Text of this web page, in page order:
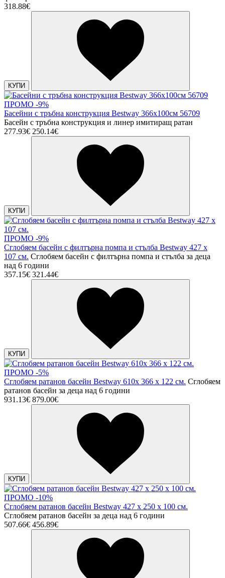
318.88€
КУПИ
ПРОМО -9%
Басейни с тръбна конструкция Bestway 366х100см 56709
Басейн с тръбна конструкция и линер имитиращ ратан
277.93€ 250.14€
КУПИ
ПРОМО -9%
Сглобяем басейн с филтърна помпа и стълба Bestway 427 х
107 см. Сглобяем басейн с филтърна помпа и стълба за деца
над 6 години
357.15€ 321.44€
КУПИ
ПРОМО -5%
Сглобяем ратанов басейн Bestway 610x 366 х 122 см. Сглобяем
ратанов басейн за деца над 6 години
931.13€ 879.00€
КУПИ
ПРОМО -10%
Сглобяем ратанов басейн Bestway 427 x 250 х 100 см.
Сглобяем ратанов басейн за деца над 6 години
507.66€ 456.89€